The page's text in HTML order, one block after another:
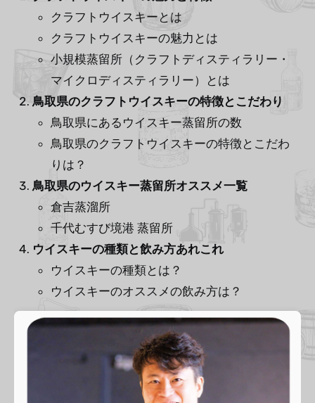
クラフトウイスキーとは
クラフトウイスキーの魅力とは
小規模蒸留所（クラフトディスティラリー・
マイクロディスティラリー）とは
鳥取県のクラフトウイスキーの特徴とこだわり
鳥取県にあるウイスキー蒸留所の数
鳥取県のクラフトウイスキーの特徴とこだわ
りは？
鳥取県のウイスキー蒸留所オススメ一覧
倉吉蒸溜所
千代むすび境港 蒸留所
ウイスキーの種類と飲み方あれこれ
ウイスキーの種類とは？
ウイスキーのオススメの飲み方は？